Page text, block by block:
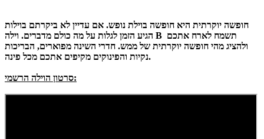
חופשה יוקרתית היא חופשה בוילת נופש. אם עדיין לא ביקרתם בוילות
הגיע הזמן לגלות על מה כולם מדברים. וילה B תשמח לארח אתכם
ולהציג מהי חופשה יוקרתית של ממש. חדרי השינה מפוארים, הבריכות
נקיות והפינוקים מקיפים אתכם מכל פינה.
סרטון הוילה הרשמי: